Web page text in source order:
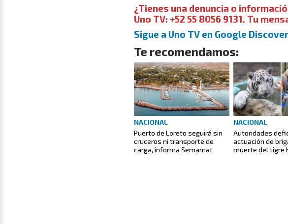
¿Tienes una denuncia o
Uno TV: +52 55 8056 9131. Tu
Sigue a Uno TV en Google
Te recomendamos:
NACIONAL
Puerto de Loreto seguirá sin
cruceros ni transporte de
carga, informa Semarnat
NACIONAL
Autoridades
actuación de
muerte del tigre